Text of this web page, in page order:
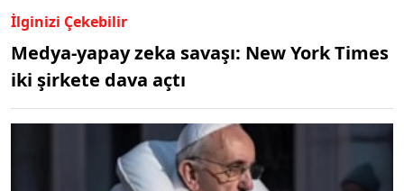
İlginizi Çekebilir
Medya-yapay zeka savaşı: New York Times
iki şirkete dava açtı